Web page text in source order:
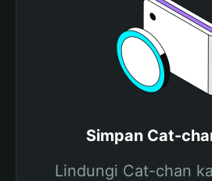
Simpan Cat-
Lindungi Cat-chan